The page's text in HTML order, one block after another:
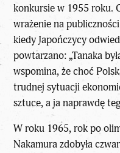
konkursie w 1955 roku.
wrażenie na
kiedy Japończycy
powtarzano: „Tanaka
wspomina, że choć
trudnej sytuacji
sztuce, a ja naprawdę
W roku 1965, rok po
Nakamura zdobyła